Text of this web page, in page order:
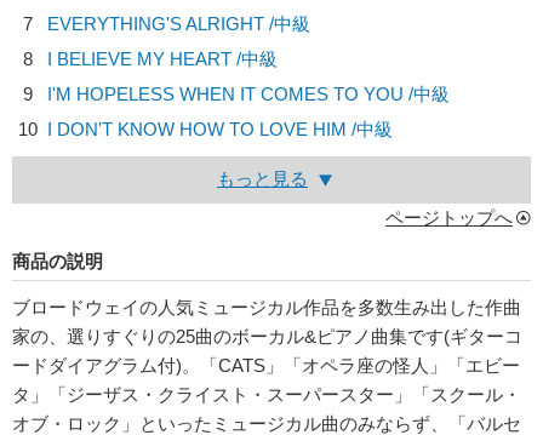
7
EVERYTHING'S ALRIGHT /中級
8
I BELIEVE MY HEART /中級
9
I'M HOPELESS WHEN IT COMES TO YOU /中級
10 I DON'T KNOW HOW TO LOVE HIM /中級
もっと見る
ページトップへ
商品の説明
ブロードウェイの人気ミュージカル作品を多数生み出した作曲
家の、選りすぐりの25曲のボーカル&ピアノ曲集です(ギターコ
ードダイアグラム付)。「CATS」「オペラ座の怪人」「エビー
タ」「ジーザス・クライスト・スーパースター」「スクール・
オブ・ロック」といったミュージカル曲のみならず、「バルセ